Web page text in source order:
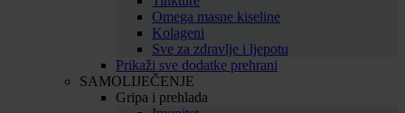
Omega masne kiseline
Kolageni
Sve za zdravlje i ljepotu
Prikaži sve dodatke prehrani
SAMOLIJEČENJE
Gripa i prehlada